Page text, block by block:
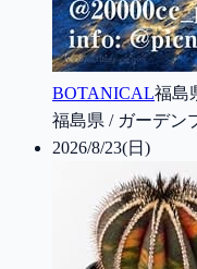
BOTANICAL福島
福島県 / ガーデン
2026/8/23(日)